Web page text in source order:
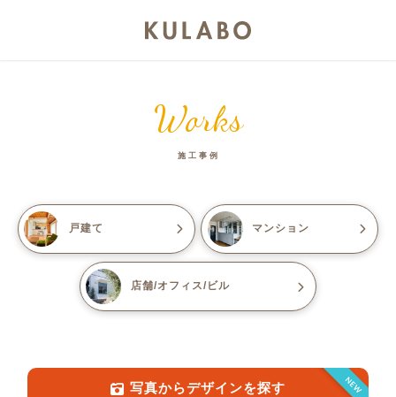
Works
施工事例
戸建て マンション
店舗/オフィス/ビル
NEW
写真からデザインを探す